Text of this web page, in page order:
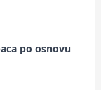
po osnovu